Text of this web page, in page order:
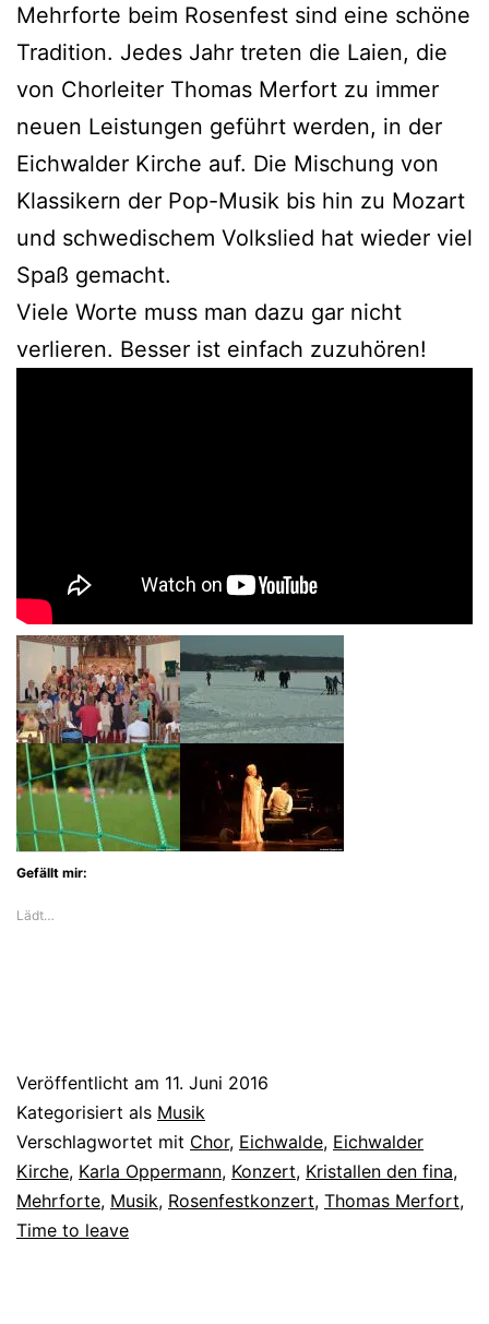
Mehrforte beim Rosenfest sind eine schöne
Tradition. Jedes Jahr treten die Laien, die
von Chorleiter Thomas Merfort zu immer
neuen Leistungen geführt werden, in der
Eichwalder Kirche auf. Die Mischung von
Klassikern der Pop-Musik bis hin zu Mozart
und schwedischem Volkslied hat wieder viel
Spaß gemacht.
Viele Worte muss man dazu gar nicht
verlieren. Besser ist einfach zuzuhören!
Gefällt mir:
Lädt…
Veröffentlicht am 11. Juni 2016
Kategorisiert als Musik
Verschlagwortet mit Chor, Eichwalde, Eichwalder
Kirche, Karla Oppermann, Konzert, Kristallen den fina,
Mehrforte, Musik, Rosenfestkonzert, Thomas Merfort,
Time to leave